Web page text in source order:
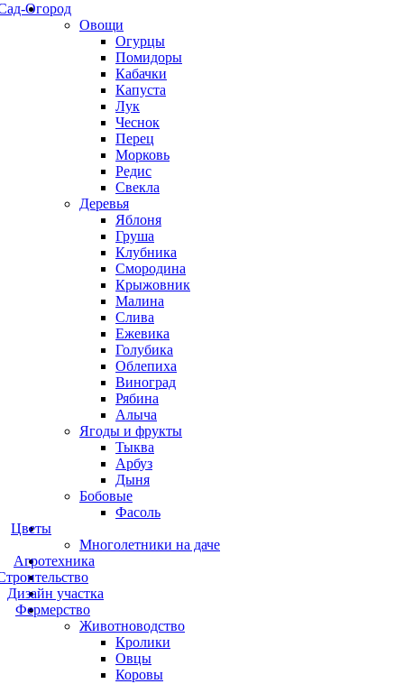
Огород
Овощи
Огурцы
Помидоры
Кабачки
Капуста
Лук
Чеснок
Перец
Морковь
Редис
Свекла
Деревья
Яблоня
Груша
Клубника
Смородина
Крыжовник
Малина
Слива
Ежевика
Голубика
Облепиха
Виноград
Рябина
Алыча
Ягоды и фрукты
Тыква
Арбуз
Дыня
Бобовые
Фасоль
Цветы
Многолетники на даче
Агротехника
Дизайн участка
Фермерство
Животноводство
Кролики
Овцы
Коровы